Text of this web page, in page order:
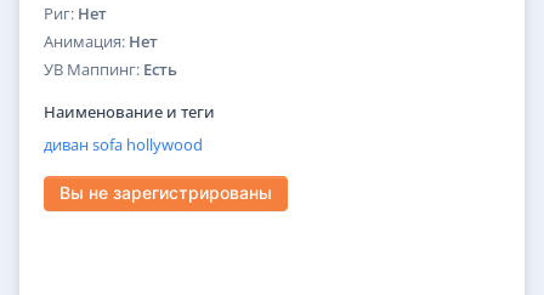
Риг: Нет
Анимация: Нет
УВ Маппинг: Есть
Наименование и теги
диванsofa hollywood
Вы не зарегистрированы